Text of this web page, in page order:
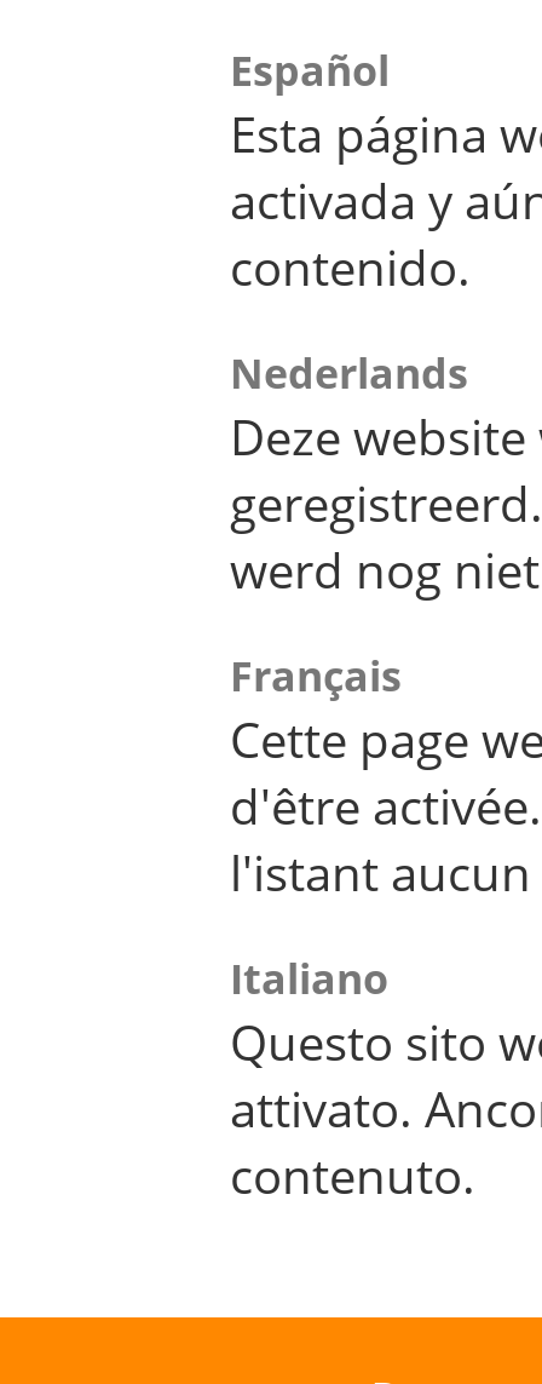
Español
Esta página
activada y
contenido.
Nederlands
Deze
werd nog
Français
Cette page
d'être
l'istant
Italiano
Questo sito
attivato.
contenuto.